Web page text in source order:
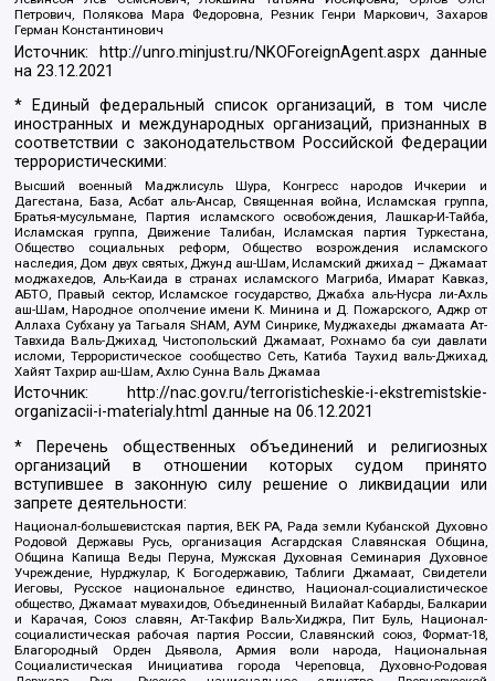
Петрович, Полякова Мара Федоровна, Резник Генри Маркович, Захаров
Герман Константинович
Источник: http://unro.minjust.ru/NKOForeignAgent.aspxданные
на23.12.2021
* Единый федеральный список организаций, в том числе
иностранных и международных организаций, признанных в
соответствии с законодательством Российской Федерации
террористическими:
Высший военный Маджлисуль Шура, Конгресс народов Ичкерии и
Дагестана, База, Асбат аль-Ансар, Священная война, Исламская группа,
Братья-мусульмане, Партия исламского освобождения, Лашкар-И-Тайба,
Исламская группа, Движение Талибан, Исламская партия Туркестана,
Общество социальных реформ, Общество возрождения исламского
наследия, Дом двух святых, Джунд аш-Шам, Исламский джихад – Джамаат
моджахедов, Аль-Каида в странах исламского Магриба, Имарат Кавказ,
АБТО, Правый сектор, Исламское государство, Джабха аль-Нусра ли-Ахль
аш-Шам, Народное ополчение имени К. Минина и Д. Пожарского, Аджр от
Аллаха Субхану уа Тагьаля SHAM, АУМ Синрике, Муджахеды джамаата Ат-
Тавхида Валь-Джихад, Чистопольский Джамаат, Рохнамо ба суи давлати
исломи, Террористическое сообщество Сеть, Катиба Таухид валь-Джихад,
Хайят Тахрир аш-Шам, Ахлю Сунна Валь Джамаа
Источник:
http://nac.gov.ru/terroristicheskie-i-ekstremistskie-
organizacii-i-materialy.html данные на06.12.2021
* Перечень общественных объединений и религиозных
организаций в отношении которых судом принято
вступившее в законную силу решение о ликвидации или
запрете деятельности:
Национал-большевистская партия, ВЕК РА, Рада земли Кубанской Духовно
Родовой Державы Русь, организация Асгардская Славянская Община,
Община Капища Веды Перуна, Мужская Духовная Семинария Духовное
Учреждение, Нурджулар, К Богодержавию, Таблиги Джамаат, Свидетели
Иеговы, Русское национальное единство, Национал-социалистическое
общество, Джамаат мувахидов, Объединенный Вилайат Кабарды, Балкарии
и Карачая, Союз славян, Ат-Такфир Валь-Хиджра, Пит Буль, Национал-
социалистическая рабочая партия России, Славянский союз, Формат-18,
Благородный Орден Дьявола, Армия воли народа, Национальная
Социалистическая Инициатива города Череповца, Духовно-Родовая